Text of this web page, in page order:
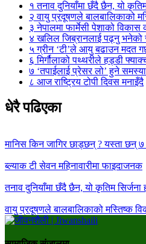
१ तनाव दुनियाँमा छँदै छैन, यो कृतिम
२ वायु प्रदूषणले बालबालिकाको
३ नेपालमा फार्मेसी पेशाको
४ खलिल जिब्रानलाई पढ्नु भनेको
५ग्रीन ‘टी’ले आयु बढाउन मदत
६ मिर्गौलाको पथ्थरीले हड्डी
७ ‘तपाईलाई प्रेसर लो’ हुने
८ आज राष्ट्रिय टोपी दिवस मनाइँदै
धेरै पढिएका
मानिस किन जागिर छाड्छन् ? यस्ता छन्
ब्ल्याक टी सेवन महिनावारीमा फाइदाजनक
तनाव दुनियाँमा छँदै छैन, यो कृतिम सिर्जना
वायु प्रदूषणले बालबालिकाको मस्तिष्क